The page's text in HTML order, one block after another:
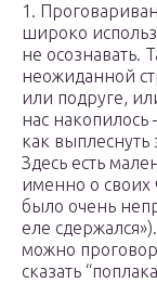
1.
широко
не осознавать.
неожиданной
или подруге,
нас
как
Здесь есть
именно о своих
было очень
еле
можно
сказать